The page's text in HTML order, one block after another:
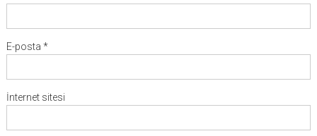
E-posta *
İnternet sitesi